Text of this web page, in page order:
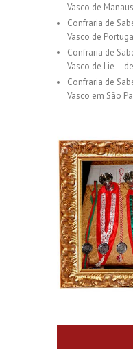
Vasco de Manaus
Confraria de
Vasco de
Confraria de
Vasco de Lie –
Confraria de
Vasco em São